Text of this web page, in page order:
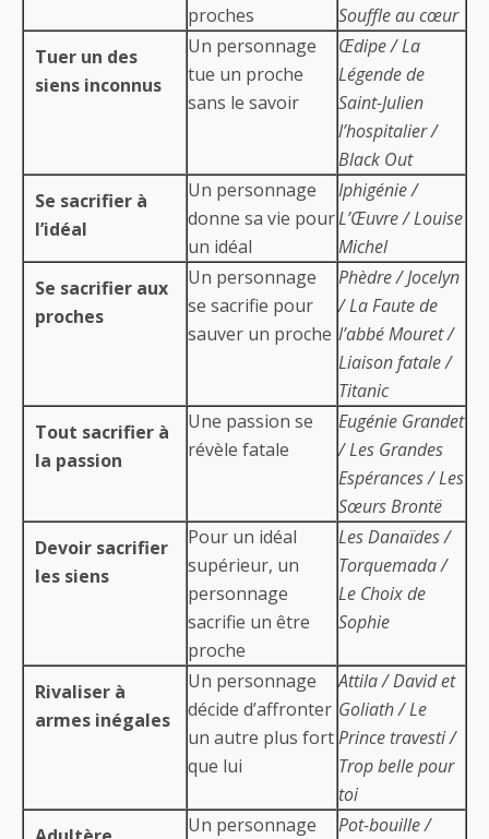
proches
Souffle au cœur
Tuer un des
siens inconnus
Un personnage
tue un proche
sans le savoir
Œdipe / La
Légende de
Saint-Julien
l’hospitalier /
Black Out
Se sacrifier à
l’idéal
Un personnage
donne sa vie pour
un idéal
Iphigénie /
L’Œuvre / Louise
Michel
Se sacrifier aux
proches
Un personnage
se sacrifie pour
sauver un proche
Phèdre / Jocelyn
/ La Faute de
l’abbé Mouret /
Liaison fatale /
Titanic
Tout sacrifier à
la passion
Une passion se
révèle fatale
Eugénie Grandet
/ Les Grandes
Espérances / Les
Sœurs Brontë
Devoir sacrifier
les siens
Pour un idéal
supérieur, un
personnage
sacrifie un être
proche
Les Danaïdes /
Torquemada /
Le Choix de
Sophie
Rivaliser à
armes inégales
Un personnage
décide d’affronter
un autre plus fort
que lui
Attila / David et
Goliath / Le
Prince travesti /
Trop belle pour
toi
Un personnage Pot-bouille /